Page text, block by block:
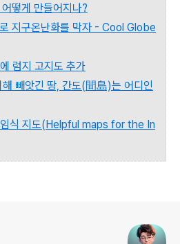
떻게 만들어지나?
지구온난화를 막자 - Cool Globe
럼지 고지도 추가
빼앗긴 땅, 간도(間島)는 어디인
식 지도(Helpful maps for the In